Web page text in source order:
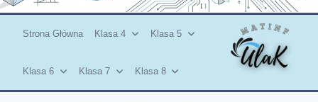
Strona Główna Klasa 4 Klasa 5
Klasa 6 Klasa 7 Klasa 8